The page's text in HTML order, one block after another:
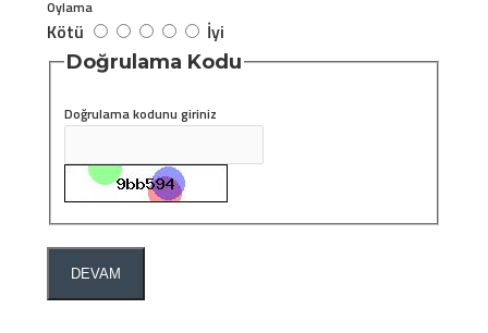
Oylama
Kötü İyi
Doğrulama Kodu
Doğrulama kodunu giriniz
DEVAM